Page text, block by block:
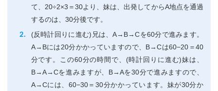
て、20÷2×3＝30より、妹は、出発してからA地点を通過
するのは、30分後です。
(反時計回りに進む)兄は、A→B→Cを60分で進みます。
A→Bには20分かかっていますので、B→Cは60−20＝40
分です。この60分の時間で、(時計回りに進む)妹は、
B→A→Cを進みますが、B→Aを30分で進みますので、
A→Cには、60−30＝30分かかっています。妹が30分か